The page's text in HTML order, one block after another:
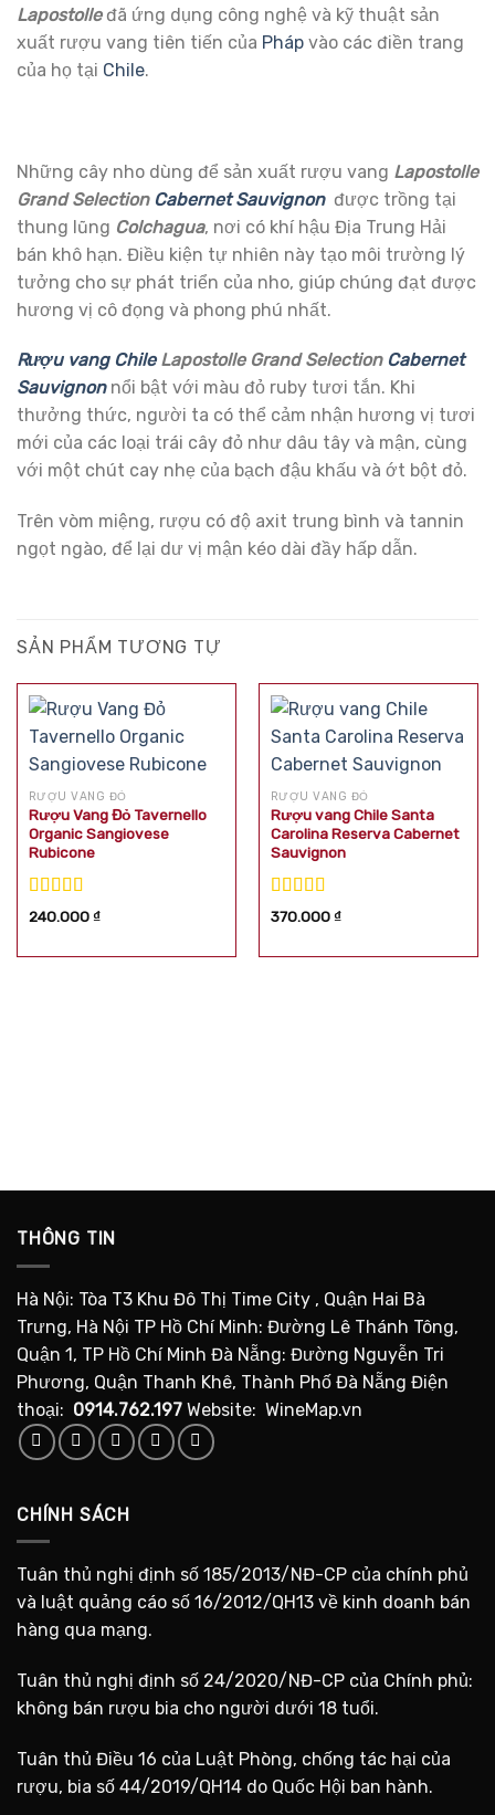
Lapostolleđã ứng dụng công nghệ và kỹ thuật sản
xuất rượu vang tiên tiến của Pháp vào các điền trang
của họ tại Chile.
Những cây nho dùng để sản xuất rượu vang Lapostolle
Grand Selection Cabernet Sauvignonđược trồng tại
thung lũng Colchagua, nơi có khí hậu Địa Trung Hải
bán khô hạn. Điều kiện tự nhiên này tạo môi trường lý
tưởng cho sự phát triển của nho, giúp chúng đạt được
hương vị cô đọng và phong phú nhất.
Rượu vang ChileLapostolle Grand Selection Cabernet
Sauvignonnổi bật với màu đỏ ruby tươi tắn. Khi
thưởng thức, người ta có thể cảm nhận hương vị tươi
mới của các loại trái cây đỏ như dâu tây và mận, cùng
với một chút cay nhẹ của bạch đậu khấu và ớt bột đỏ.
Trên vòm miệng, rượu có độ axit trung bình và tannin
ngọt ngào, để lại dư vị mận kéo dài đầy hấp dẫn.
SẢN PHẨM TƯƠNG TỰ
RƯỢU VANG ĐỎ
Rượu Vang Đỏ Tavernello
Organic Sangiovese
Rubicone
Được xếp
240.000₫
RƯỢU VANG ĐỎ
Rượu vang Chile Santa
Carolina Reserva Cabernet
Sauvignon
Được xếp
370.000₫
THÔNG TIN
Hà Nội: Tòa T3 Khu Đô Thị Time City , Quận Hai Bà
Trưng, Hà Nội TP Hồ Chí Minh: Đường Lê Thánh Tông,
Quận 1, TP Hồ Chí Minh Đà Nẵng: Đường Nguyễn Tri
Phương, Quận Thanh Khê, Thành Phố Đà Nẵng Điện
thoại: 0914.762.197 Website: WineMap.vn
CHÍNH SÁCH
Tuân thủ nghị định số 185/2013/NĐ-CP của chính phủ
và luật quảng cáo số 16/2012/QH13 về kinh doanh bán
hàng qua mạng.
Tuân thủ nghị định số 24/2020/NĐ-CP của Chính phủ:
không bán rượu bia cho người dưới 18 tuổi.
Tuân thủ Điều 16 của Luật Phòng, chống tác hại của
rượu, bia số 44/2019/QH14 do Quốc Hội ban hành.